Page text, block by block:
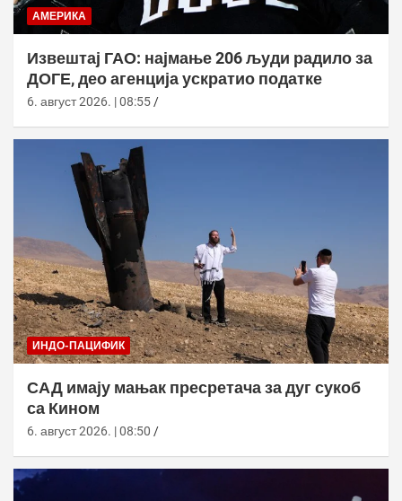
АМЕРИКА
Извештај ГАО: најмање 206 људи радило за
ДОГЕ, део агенција ускратио податке
6. август 2026. | 08:55
ИНДО-ПАЦИФИК
САД имају мањак пресретача за дуг сукоб
са Кином
6. август 2026. | 08:50